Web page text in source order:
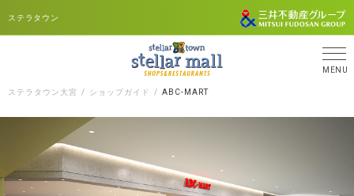
MENU
ステラタウン
ステラタウン大宮 ショップガイド ABC-MART